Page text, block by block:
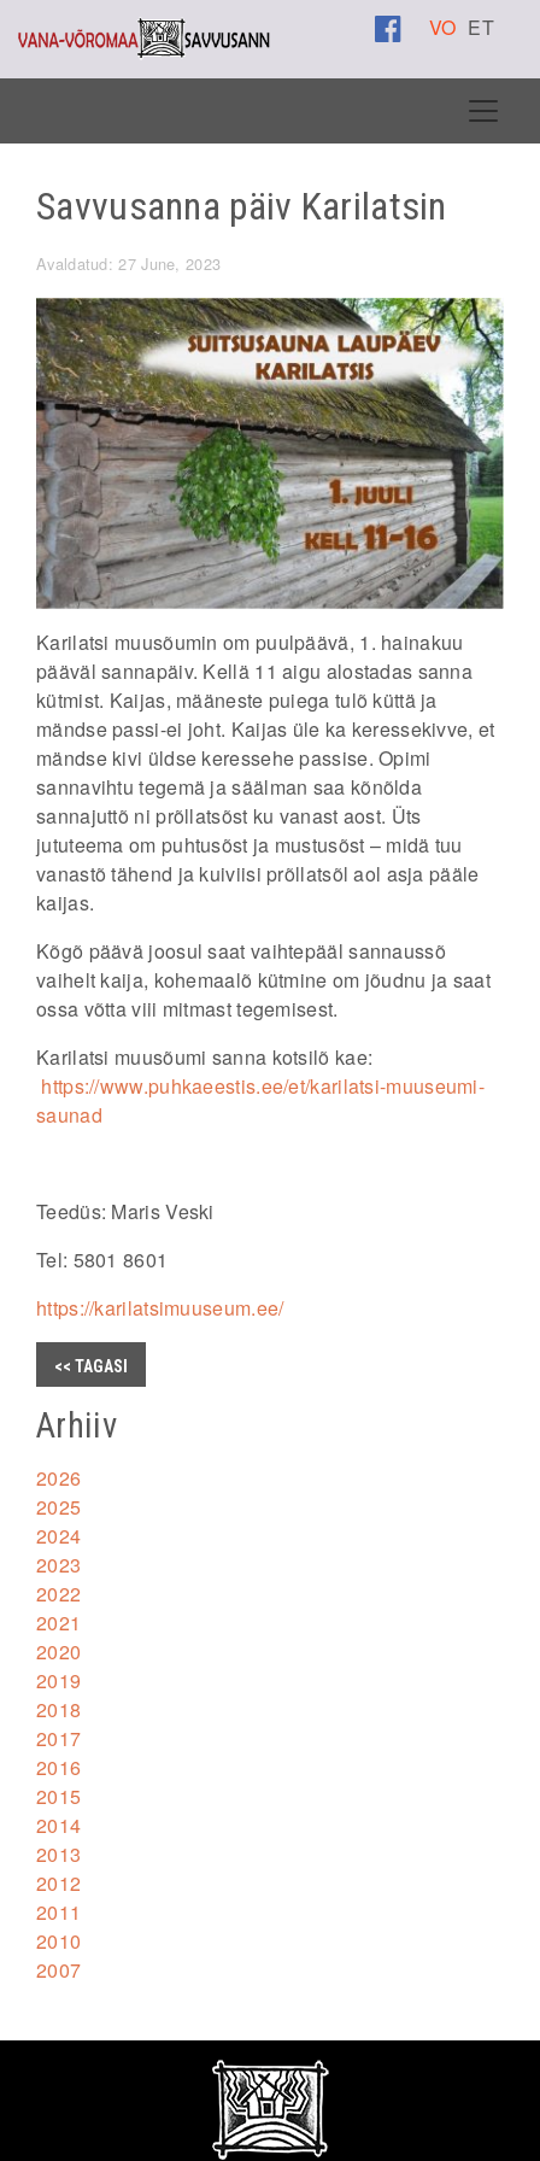
VO ET
Savvusanna päiv Karilatsin
Avaldatud: 27 June, 2023
Karilatsi muusõumin om puulpäävä, 1. hainakuu
pääväl sannapäiv. Kellä 11 aigu alostadas sanna
kütmist. Kaijas, määneste puiega tulõ küttä ja
mändse passi-ei joht. Kaijas üle ka keressekivve, et
mändse kivi üldse keressehe passise. Opimi
sannavihtu tegemä ja säälman saa kõnõlda
sannajuttõ ni prõllatsõst ku vanast aost. Üts
jututeema om puhtusõst ja mustusõst – midä tuu
vanastõ tähend ja kuiviisi prõllatsõl aol asja pääle
kaijas.
Kõgõ päävä joosul saat vaihtepääl sannaussõ
vaihelt kaija, kohemaalõ kütmine om jõudnu ja saat
ossa võtta viii mitmast tegemisest.
Karilatsi muusõumi sanna kotsilõ kae:
https://www.puhkaeestis.ee/et/karilatsi-muuseumi-
saunad
Teedüs: Maris Veski
Tel: 5801 8601
https://karilatsimuuseum.ee/
<< TAGASI
Arhiiv
2026
2025
2024
2023
2022
2021
2020
2019
2018
2017
2016
2015
2014
2013
2012
2011
2010
2007